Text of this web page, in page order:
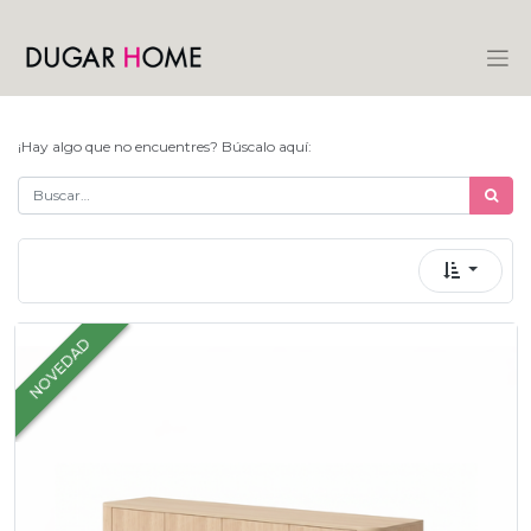
¡Hay algo que no encuentres? Búscalo aquí:
NOVEDAD